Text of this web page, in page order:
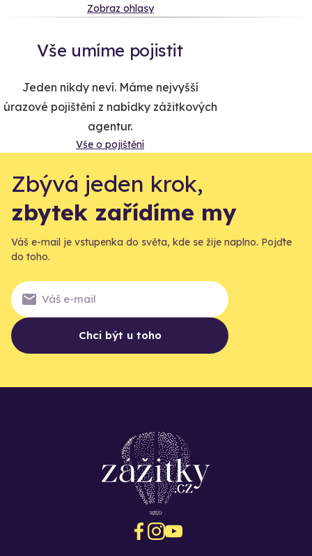
Zobraz ohlasy
Vše umíme pojistit
Jeden nikdy neví. Máme nejvyšší
úrazové pojištění z nabídky zážitkových
agentur.
Vše o pojištění
Zbývá jeden krok,
zbytek zařídíme my
Váš e-mail je vstupenka do světa, kde se žije naplno. Pojďte
do toho.
Chci být u toho